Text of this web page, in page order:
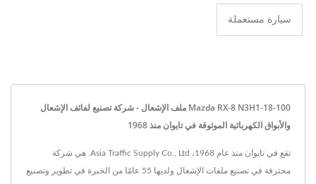
سيارة مستعملة
Mazda RX-8 N3H1-18-100 ملف الإشعال - شركة تصنيع لفائف الإشعال
والأبواق الكهربائية الموثوقة في تايوان منذ 1968
تقع في تايوان منذ عام 1968، Asia Traffic Supply Co., Ltd. هي شركة
محترفة في تصنيع ملفات الإشعال ولديها 55 عامًا من الخبرة في تطوير وتصنيع